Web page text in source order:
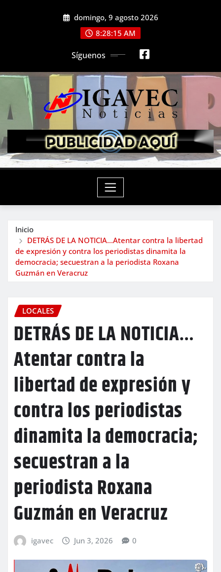
domingo, 9 agosto 2026
8:28:17 AM
Síguenos
Inicio
DETRÁS DE LA NOTICIA…Atentar contra la libertad
de expresión y contra los periodistas dinamita la
democracia; secuestran a la periodista Roxana
Guzmán en Veracruz
LOCALES
DETRÁS DE LA NOTICIA…
Atentar contra la
libertad de expresión y
contra los periodistas
dinamita la democracia;
secuestran a la
periodista Roxana
Guzmán en Veracruz
igavec Jun 3, 2026 0